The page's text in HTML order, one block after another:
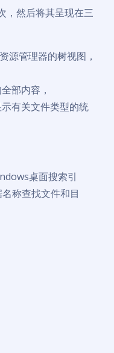
，然后将其呈现在三
源管理器的树视图，
部内容，
有关文件类型的统
桌面搜索引
称查找文件和目